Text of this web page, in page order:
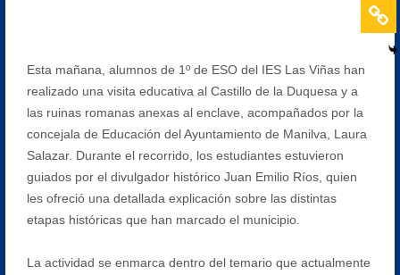
Esta mañana, alumnos de 1º de ESO del IES Las Viñas han
realizado una visita educativa al Castillo de la Duquesa y a
las ruinas romanas anexas al enclave, acompañados por la
concejala de Educación del Ayuntamiento de Manilva, Laura
Salazar. Durante el recorrido, los estudiantes estuvieron
guiados por el divulgador histórico Juan Emilio Ríos, quien
les ofreció una detallada explicación sobre las distintas
etapas históricas que han marcado el municipio.
La actividad se enmarca dentro del temario que actualmente